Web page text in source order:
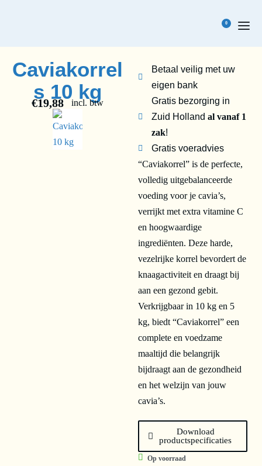
0
Caviakorrel
s 10 kg
€19,88 incl. btw
“Caviakorrel” is de perfecte,
volledig uitgebalanceerde
voeding voor je cavia’s,
verrijkt met extra vitamine C
en hoogwaardige
ingrediënten. Deze harde,
vezelrijke korrel bevordert de
knaagactiviteit en draagt bij
aan een gezond gebit.
Verkrijgbaar in 10 kg en 5
kg, biedt “Caviakorrel” een
complete en voedzame
maaltijd die belangrijk
bijdraagt aan de gezondheid
en het welzijn van jouw
cavia’s.
Op voorraad
Betaal veilig met uw
eigen bank
Gratis bezorging in
Zuid Holland al vanaf 1
zak!
Gratis voeradvies
Download
productspecificaties